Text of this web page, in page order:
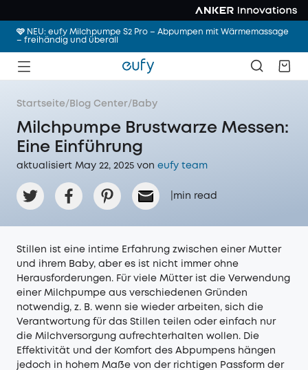
🩷 NEU: eufy Milchpumpe S2 Pro – Abpumpen mit Wärmemassage
– freihändig und überall
Startseite/ Blog Center/ Baby
Milchpumpe Brustwarze Messen:
Eine Einführung
aktualisiert May 22, 2025 von eufy team
min read
Stillen ist eine intime Erfahrung zwischen einer Mutter
und ihrem Baby, aber es ist nicht immer ohne
Herausforderungen. Für viele Mütter ist die Verwendung
einer Milchpumpe aus verschiedenen Gründen
notwendig, z. B. wenn sie wieder arbeiten, sich die
Verantwortung für das Stillen teilen oder einfach nur
die Milchversorgung aufrechterhalten wollen. Die
Effektivität und der Komfort des Abpumpens hängen
jedoch in hohem Maße von der richtigen Passform der